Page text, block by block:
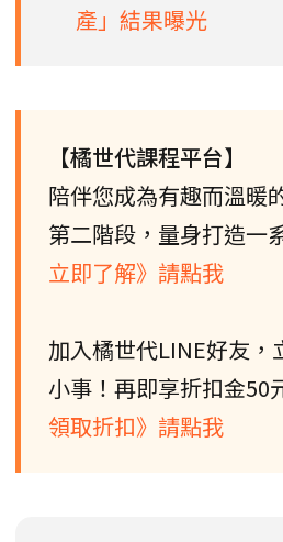
產」結果曝光
【橘世代課程平台】
陪伴您成為有趣而溫暖
第二階段，量身打造一
立即了解》請點我
加入橘世代LINE好友，
小事！再即享折扣金50
領取折扣》請點我